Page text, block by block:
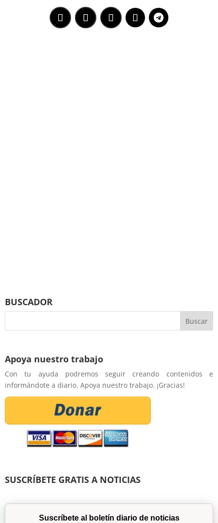
BUSCADOR
Apoya nuestro trabajo
Con tu ayuda podremos seguir creando contenidos e
informándote a diario. Apoya nuestro trabajo. ¡Gracias!
SUSCRÍBETE GRATIS A NOTICIAS
Suscríbete al boletín diario de noticias